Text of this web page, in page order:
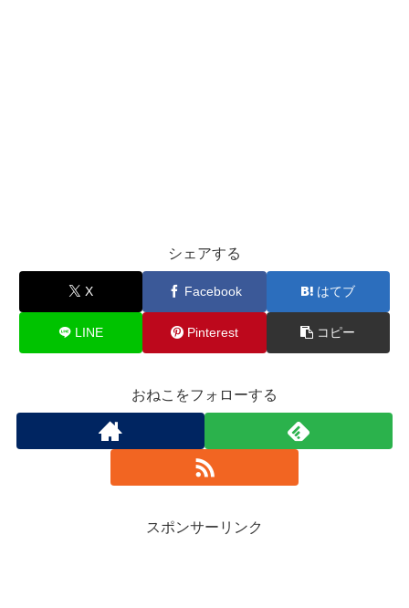
シェアする
X Facebook はてブ
LINE Pinterest コピー
おねこをフォローする
スポンサーリンク